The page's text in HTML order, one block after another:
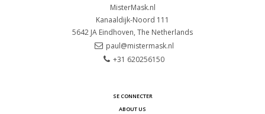
MisterMask.nl
Kanaaldijk-Noord 111
5642 JA Eindhoven, The Netherlands
paul@mistermask.nl
+31 620256150
SE CONNECTER
ABOUT US